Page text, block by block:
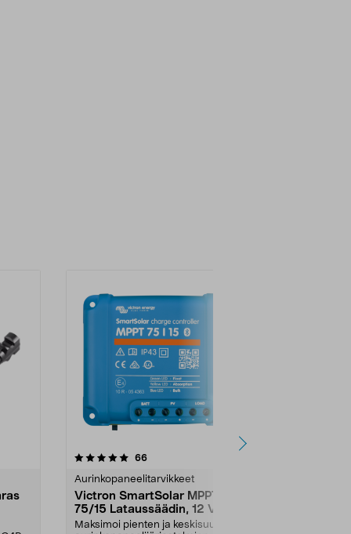
66arvostelut
Aurinkopaneelitarvikkeet
Victron SmartSolar MPPT
75/15 Lataussäädin, 12 V /
24 V
Maksimoi pienten ja keskisuurtan
4.5 viidestä